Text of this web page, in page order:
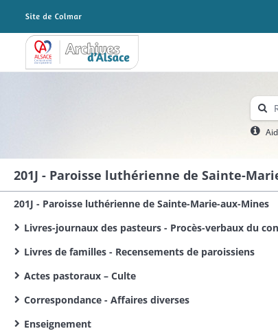
Archives Alsace - Colmar
201J - Paroisse luthérienne de Sainte-Marie-aux-Mines
Livres-journaux des pasteurs - Procès-verbaux du conseil
Livres de familles - Recensements de paroissiens
Actes pastoraux – Culte
Correspondance - Affaires diverses
Enseignement